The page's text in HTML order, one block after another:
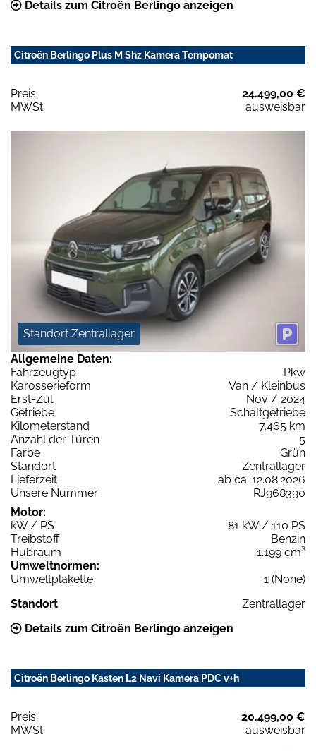
Details zum Citroën Berlingo anzeigen
Citroën Berlingo Plus M Shz Kamera Tempomat
Preis:
24.499,00 €
MWSt:
ausweisbar
Standort Zentrallager
Allgemeine Daten:
Fahrzeugtyp
Pkw
Karosserieform
Van / Kleinbus
Erst-Zul.
Nov / 2024
Getriebe
Schaltgetriebe
Kilometerstand
7.465 km
Anzahl der Türen
5
Farbe
Grün
Standort
Zentrallager
Lieferzeit
ab ca. 12.08.2026
Unsere Nummer
RJ968390
Motor:
kW / PS
81 kW / 110 PS
Treibstoff
Benzin
Hubraum
1.199 cm³
Umweltnormen:
Umweltplakette
1 (None)
Standort
Zentrallager
Details zum Citroën Berlingo anzeigen
Citroën Berlingo Kasten L2 Navi Kamera PDC v+h
Preis:
20.499,00 €
MWSt:
ausweisbar